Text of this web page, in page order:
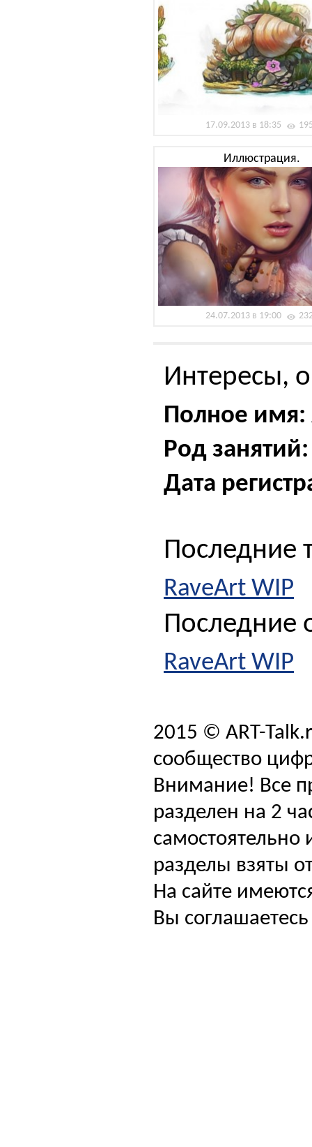
17.09.2013 в 18:35
Иллюстрация.
24.07.2013 в 19:00
Интересы,
Полное имя:
Род занятий:
Дата
Последние
RaveArt WIP
Последние
RaveArt WIP
2015 © ART-
сообщество
Внимание! Все
разделен на 2
самостоятельно
разделы взяты
На сайте
Вы